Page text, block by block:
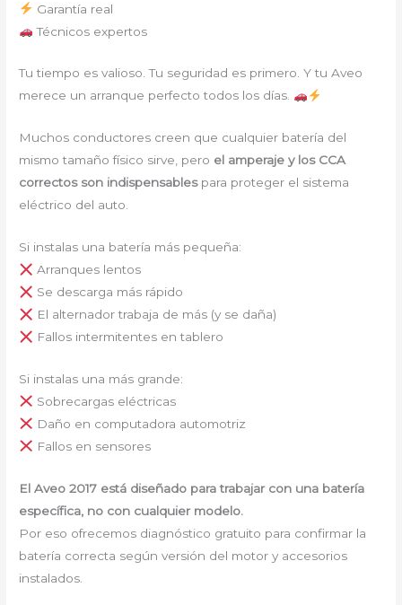
Garantía real
Técnicos expertos
Tu tiempo es valioso. Tu seguridad es primero. Y tu Aveo
merece un arranque perfecto todos los días.
Muchos conductores creen que cualquier batería del
mismo tamaño físico sirve, pero el amperaje y los CCA
correctos son indispensablespara proteger el sistema
eléctrico del auto.
Si instalas una batería más pequeña:
Arranques lentos
Se descarga más rápido
El alternador trabaja de más (y se daña)
Fallos intermitentes en tablero
Si instalas una más grande:
Sobrecargas eléctricas
Daño en computadora automotriz
Fallos en sensores
El Aveo 2017 está diseñado para trabajar con una batería
específica, no con cualquier modelo.
Por eso ofrecemos diagnóstico gratuito para confirmar la
batería correcta según versión del motor y accesorios
instalados.